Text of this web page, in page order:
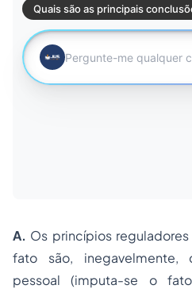
A. Os princípios
fato são, inegavelmente,
pessoal(imputa-se o